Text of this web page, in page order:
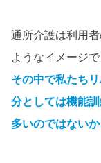
通所介護は利用
ようなイメージで
その中で私たち
分としては機能
多いのではないか